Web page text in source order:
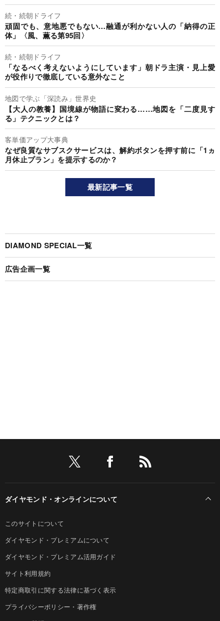
続・続朝ドライフ
頑固でも、意地悪でもない…融通が利かない人の「納得の正
体」〈風、薫る第95回〉
続・続朝ドライフ
「なるべく考えないようにしています」朝ドラ主演・見上愛
が役作りで徹底している意外なこと
地図で学ぶ「深読み」世界史
【大人の教養】国境線が物語に変わる……地図を「二度見す
る」テクニックとは？
客単価アップ大事典
なぜ良質なサブスクサービスは、解約ボタンを押す前に「1ヵ
月休止プラン」を提示するのか？
最新記事一覧
DIAMOND SPECIAL一覧
広告企画一覧
ダイヤモンド・オンラインについて
このサイトについて
ダイヤモンド・プレミアムについて
ダイヤモンド・プレミアム活用ガイド
サイト利用規約
特定商取引に関する法律に基づく表示
プライバシーポリシー・著作権